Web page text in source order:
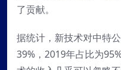
了贡献。
据统计，新技术对中特
39%，2019年占比为